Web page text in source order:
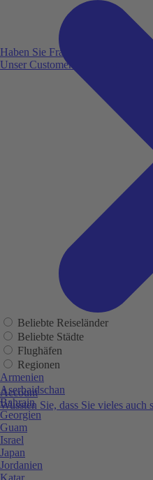
Haben Sie Fragen?
Unser Customer Service ist für Sie
Account
Wussten Sie, dass Sie vieles auch
Beliebte Reiseländer
Beliebte Städte
Flughäfen
Regionen
Armenien
Aserbaidschan
Bahrain
Georgien
Guam
Israel
Japan
Jordanien
Katar